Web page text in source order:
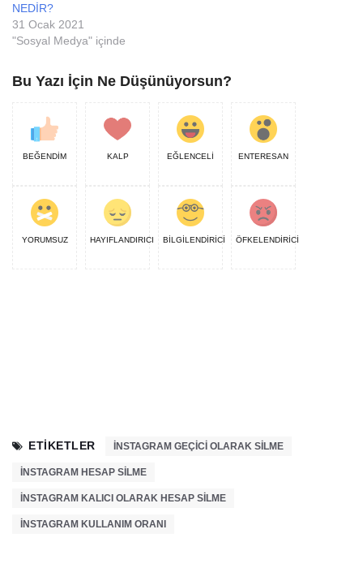
NEDİR?
31 Ocak 2021
"Sosyal Medya" içinde
Bu Yazı İçin Ne Düşünüyorsun?
BEĞENDİM KALP EĞLENCELİ ENTERESAN
YORUMSUZ HAYIFLANDIRICI BİLGİLENDİRİCİ ÖFKELENDİRİCİ
ETIKETLER INSTAGRAM GEÇICI OLARAK SILME
İNSTAGRAM HESAP SILME
INSTAGRAM KALICI OLARAK HESAP SILME
INSTAGRAM KULLANIM ORANI